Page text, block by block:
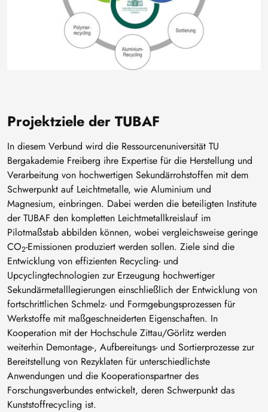
Projektziele der TUBAF
In diesem Verbund wird die Ressourcenuniversität TU
Bergakademie Freiberg ihre Expertise für die Herstellung und
Verarbeitung von hochwertigen Sekundärrohstoffen mit dem
Schwerpunkt auf Leichtmetalle, wie Aluminium und
Magnesium, einbringen. Dabei werden die beteiligten Institute
der TUBAF den kompletten Leichtmetallkreislauf im
Pilotmaßstab abbilden können, wobei vergleichsweise geringe
CO2-Emissionen produziert werden sollen. Ziele sind die
Entwicklung von effizienten Recycling- und
Upcyclingtechnologien zur Erzeugung hochwertiger
Sekundärmetalllegierungen einschließlich der Entwicklung von
fortschrittlichen Schmelz- und Formgebungsprozessen für
Werkstoffe mit maßgeschneiderten Eigenschaften. In
Kooperation mit der Hochschule Zittau/Görlitz werden
weiterhin Demontage-, Aufbereitungs- und Sortierprozesse zur
Bereitstellung von Rezyklaten für unterschiedlichste
Anwendungen und die Kooperationspartner des
Forschungsverbundes entwickelt, deren Schwerpunkt das
Kunststoffrecycling ist.